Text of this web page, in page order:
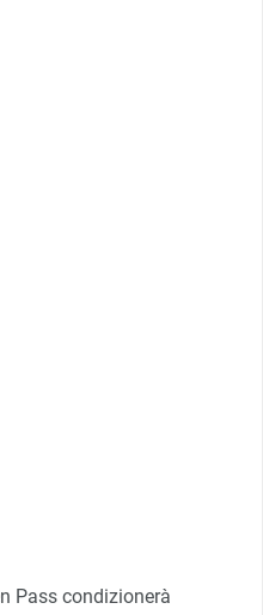
Pass condizionerà